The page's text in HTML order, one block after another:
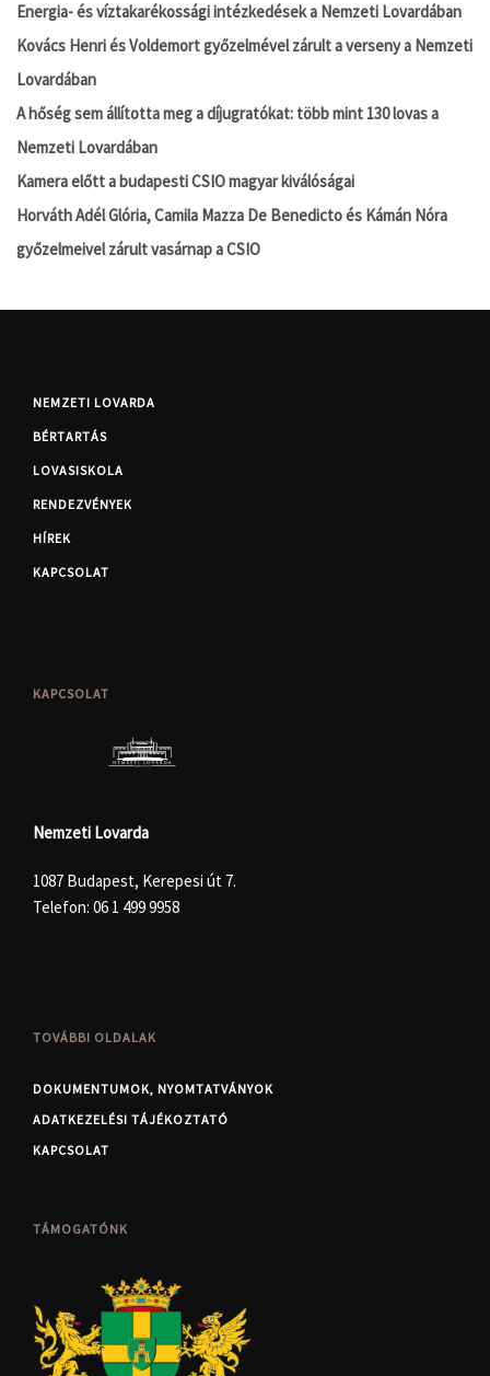
Energia- és víztakarékossági intézkedések a Nemzeti Lovardában
Kovács Henri és Voldemort győzelmével zárult a verseny a Nemzeti
Lovardában
A hőség sem állította meg a díjugratókat: több mint 130 lovas a
Nemzeti Lovardában
Kamera előtt a budapesti CSIO magyar kiválóságai
Horváth Adél Glória, Camila Mazza De Benedicto és Kámán Nóra
győzelmeivel zárult vasárnap a CSIO
NEMZETI LOVARDA
BÉRTARTÁS
LOVASISKOLA
RENDEZVÉNYEK
HÍREK
KAPCSOLAT
KAPCSOLAT
Nemzeti Lovarda
1087 Budapest, Kerepesi út 7.
Telefon: 06 1 499 9958
TOVÁBBI OLDALAK
DOKUMENTUMOK, NYOMTATVÁNYOK
ADATKEZELÉSI TÁJÉKOZTATÓ
KAPCSOLAT
TÁMOGATÓNK